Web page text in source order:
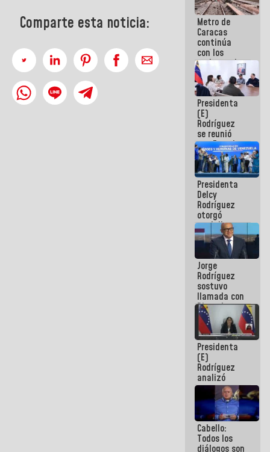
Comparte esta noticia: Metro de
Caracas
continúa
con los
trabajos de
mantenimiento
e inspección
en la Línea 2
Presidenta
(E)
Rodríguez
se reunió
con Estado
Mayor
Eléctrico
para
abordar
planes de
acción
Presidenta
Delcy
Rodríguez
otorgó
medalla
"Héroe de
Venezuela"
a servidores
públicos
Jorge
Rodríguez
sostuvo
llamada con
Dinorah
Figuera y
acuerdan
primer
encuentro
presencial
para el
diálogo
Presidenta
(E)
Rodríguez
analizó
junto a
gobernadores
planes de
recuperación
del Sistema
Eléctrico
Cabello:
Todos los
diálogos son